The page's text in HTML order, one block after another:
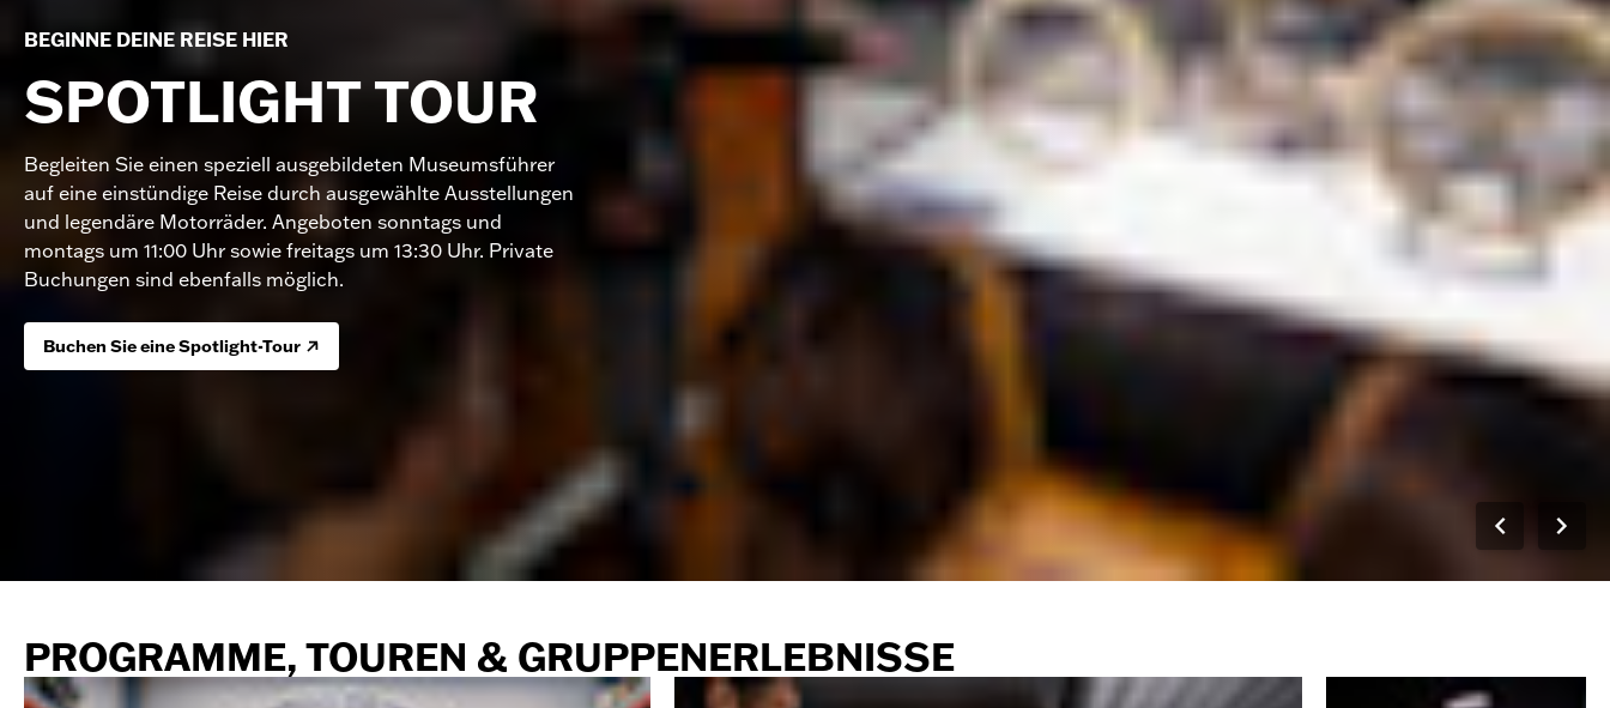
BEGINNE DEINE REISE HIER
SPOTLIGHT TOUR
Begleiten Sie einen speziell ausgebildeten Museumsführer
auf eine einstündige Reise durch ausgewählte Ausstellungen
und legendäre Motorräder. Angeboten sonntags und
montags um 11:00 Uhr sowie freitags um 13:30 Uhr. Private
Buchungen sind ebenfalls möglich.
Buchen Sie eine Spotlight-Tour
PROGRAMME, TOUREN & GRUPPENERLEBNISSE